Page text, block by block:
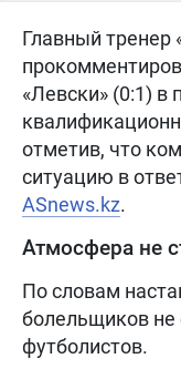
Главный тренер
«Левски» (0:1) в
отметив, что
ситуацию в
ASnews.kz.
Атмосфера не
По словам
болельщиков не
футболистов.